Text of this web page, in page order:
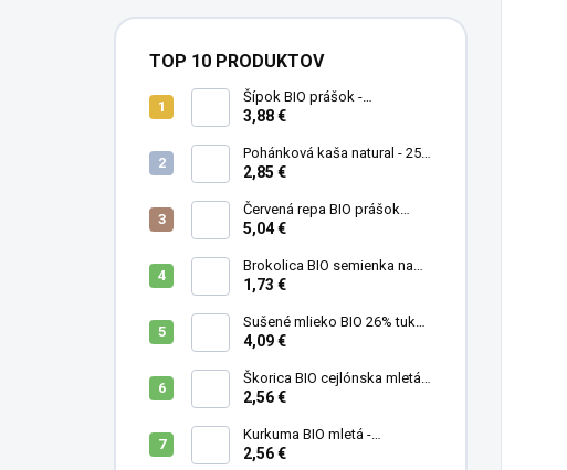
TOP 10 PRODUKTOV
Šípok BIO prášok -
MámeChuť
3,88 €
Pohánková kaša natural - 250
g
2,85 €
Červená repa BIO prášok
(cvikla) - MámeChuť
5,04 €
Brokolica BIO semienka na
klíčenie - 10 g
1,73 €
Sušené mlieko BIO 26% tuku -
MámeChuť
4,09 €
Škorica BIO cejlónska mletá -
MámeChuť
2,56 €
Kurkuma BIO mletá -
MámeChuť
2,56 €